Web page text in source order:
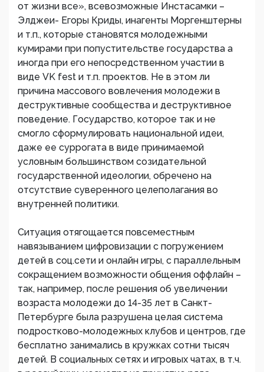
от жизни все», всевозможные Инстасамки –
Элджеи- Егоры Криды, инагенты Моргенштерны
и т.п., которые становятся молодежными
кумирами при попустительстве государства а
иногда при его непосредственном участии в
виде VK fest и т.п. проектов. Не в этом ли
причина массового вовлечения молодежи в
деструктивные сообщества и деструктивное
поведение. Государство, которое так и не
смогло сформулировать национальной идеи,
даже ее суррогата в виде принимаемой
условным большинством созидательной
государственной идеологии, обречено на
отсутствие суверенного целеполагания во
внутренней политики.
Ситуация отягощается повсеместным
навязыванием цифровизации с погружением
детей в соц.сети и онлайн игры, с параллельным
сокращением возможности общения оффлайн –
так, например, после решения об увеличении
возраста молодежи до 14-35 лет в Санкт-
Петербурге была разрушена целая система
подростково-молодежных клубов и центров, где
бесплатно занимались в кружках сотни тысяч
детей. В социальных сетях и игровых чатах, в т.ч.